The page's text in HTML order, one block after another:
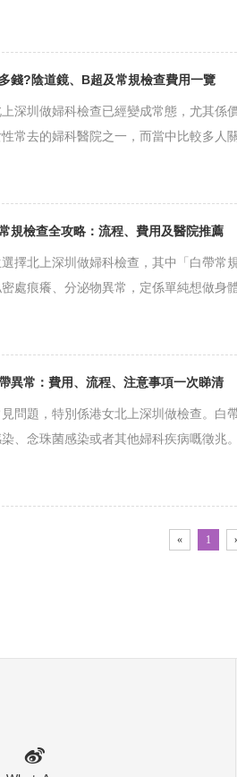
錢?陰道鏡、B超及常規檢查費用一覽
深圳做婦科檢查已經變成常態，尤其係
常去的婦科醫院之一，而當中比較多人
規檢查全攻略：流程、費用及醫院推薦
擇北上深圳做婦科檢查，其中「白帶常
處痕癢、分泌物異常，定係單純想做身
異常：費用、流程、注意事項一次睇清
問題，特別係港女北上深圳做檢查。白
、念珠菌感染或者其他婦科疾病嘅徵兆
« 1